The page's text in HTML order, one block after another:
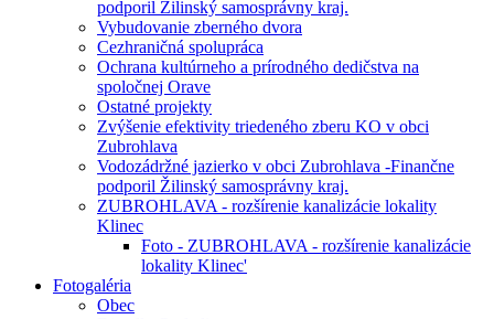
podporil Žilinský samosprávny kraj.
Vybudovanie zberného dvora
Cezhraničná spolupráca
Ochrana kultúrneho a prírodného dedičstva na
spoločnej Orave
Ostatné projekty
Zvýšenie efektivity triedeného zberu KO v obci
Zubrohlava
Vodozádržné jazierko v obci Zubrohlava -Finančne
podporil Žilinský samosprávny kraj.
ZUBROHLAVA - rozšírenie kanalizácie lokality
Klinec
Foto - ZUBROHLAVA - rozšírenie kanalizácie
lokality Klinec'
Fotogaléria
Obec